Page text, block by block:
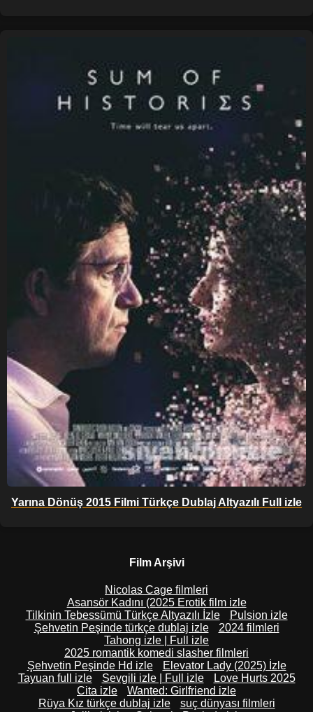
Yarına Dönüş 2015 Filmi Türkçe Dublaj Altyazılı Full izle
Film Arşivi
Nicolas Cage filmleri
Asansör Kadını (2025 Erotik film izle
Tilkinin Tebessümü Türkçe Altyazılı İzle
Pulsion izle
Şehvetin Peşinde türkçe dublaj izle
2024 filmleri
Tahong izle | Full izle
2025 romantik komedi slasher filmleri
Şehvetin Peşinde Hd izle
Elevator Lady (2025) İzle
Tayuan full izle
Sevgili izle | Full izle
Love Hurts 2025
Cita izle
Wanted: Girlfriend izle
Rüya Kız türkçe dublaj izle
suç dünyası filmleri